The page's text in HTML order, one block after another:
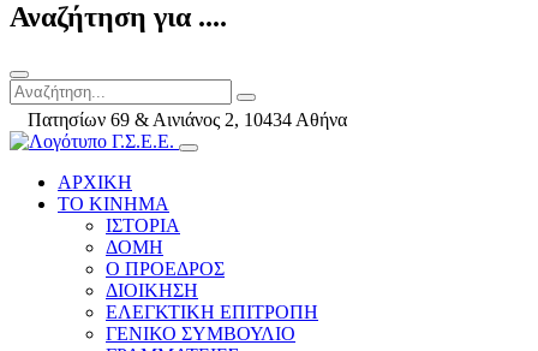
Αναζήτηση για ....
Πατησίων 69 & Αινιάνος 2, 10434 Αθήνα
ΑΡΧΙΚΗ
ΤΟ ΚΙΝΗΜΑ
ΙΣΤΟΡΙΑ
ΔΟΜΗ
Ο ΠΡΟΕΔΡΟΣ
ΔΙΟΙΚΗΣΗ
ΕΛΕΓΚΤΙΚΗ ΕΠΙΤΡΟΠΗ
ΓΕΝΙΚΟ ΣΥΜΒΟΥΛΙΟ